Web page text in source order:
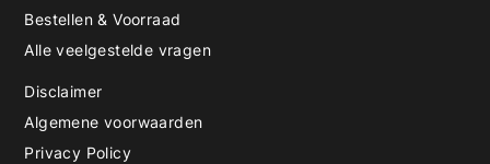
Bestellen & Voorraad
Alle veelgestelde vragen
Disclaimer
Algemene voorwaarden
Privacy Policy